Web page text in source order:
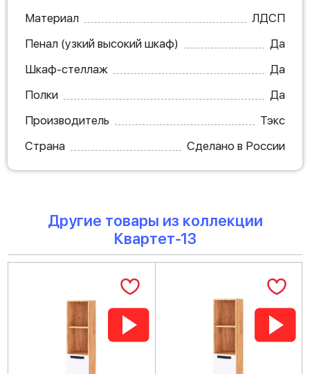
Материал
ЛДСП
Пенал (узкий высокий шкаф)
Да
Шкаф-стеллаж
Да
Полки
Да
Производитель
Тэкс
Страна
Сделано в России
Другие товары из коллекции
Квартет-13